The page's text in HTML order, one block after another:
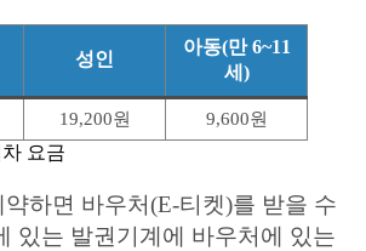
성인
아동(만 6~11
세)
19,200원 9,600원
요금
하면 바우처(E-티켓)를 받을 수
있는 발권기계에 바우처에 있는